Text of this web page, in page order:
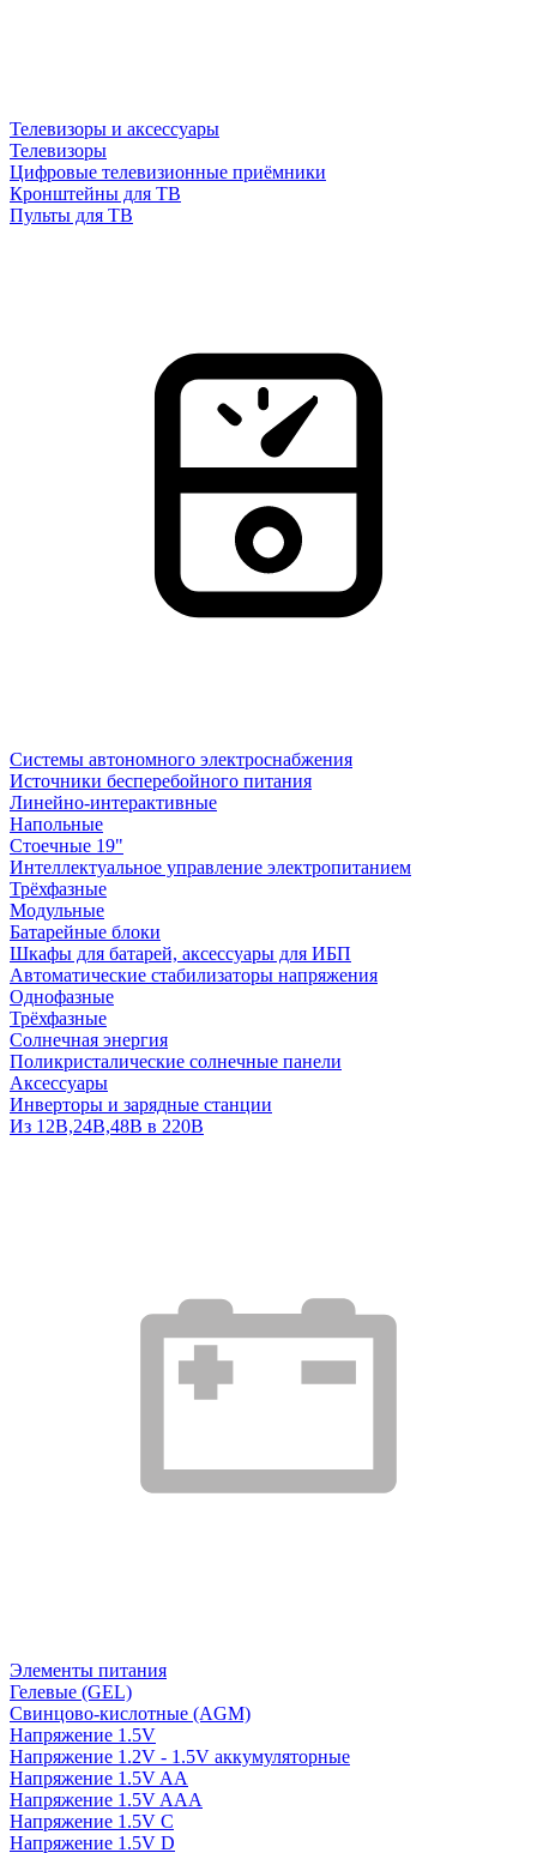
Телевизоры и аксессуары
Телевизоры
Цифровые телевизионные приёмники
Кронштейны для ТВ
Пульты для ТВ
Системы автономного электроснабжения
Источники бесперебойного питания
Линейно-интерактивные
Напольные
Стоечные 19"
Интеллектуальное управление электропитанием
Трёхфазные
Модульные
Батарейные блоки
Шкафы для батарей, аксессуары для ИБП
Автоматические стабилизаторы напряжения
Однофазные
Трёхфазные
Солнечная энергия
Поликристалические солнечные панели
Аксессуары
Инверторы и зарядные станции
Из 12В,24В,48В в 220В
Элементы питания
Гелевые (GEL)
Свинцово-кислотные (AGM)
Напряжение 1.5V
Напряжение 1.2V - 1.5V аккумуляторные
Напряжение 1.5V AA
Напряжение 1.5V AAA
Напряжение 1.5V C
Напряжение 1.5V D